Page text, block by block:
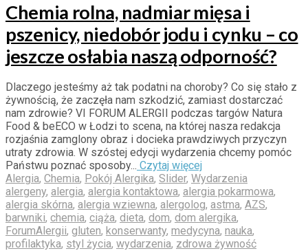
Chemia rolna, nadmiar mięsa i
pszenicy, niedobór jodu i cynku – co
jeszcze osłabia naszą odporność?
Dlaczego jesteśmy aż tak podatni na choroby? Co się stało z
żywnością, że zaczęła nam szkodzić, zamiast dostarczać
nam zdrowie? VI FORUM ALERGII podczas targów Natura
Food & beECO w Łodzi to scena, na której nasza redakcja
rozjaśnia zamglony obraz i docieka prawdziwych przyczyn
utraty zdrowia. W szóstej edycji wydarzenia chcemy pomóc
Państwu poznać sposoby... Czytaj więcej
Alergia, Chemia, Pokój Alergika, Slider, Wydarzenia
alergeny, alergia, alergia kontaktowa, alergia pokarmowa,
alergia skórna, alergia wziewna, alergolog, astma, AZS,
barwniki, chemia, ciąża, dieta, dom, dom alergika,
ForumAlergii, gluten, konserwanty, medycyna, nauka,
profilaktyka, styl życia, wydarzenia, zdrowa żywność